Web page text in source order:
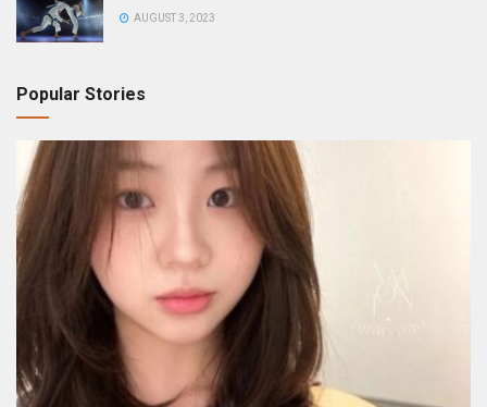
AUGUST 3, 2023
Popular Stories